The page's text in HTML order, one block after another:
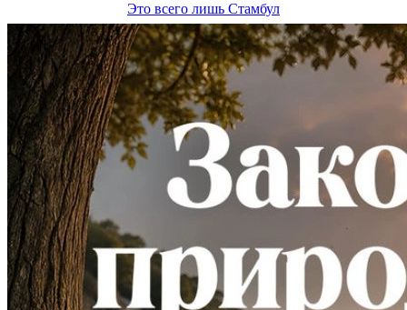
Это всего лишь Стамбул